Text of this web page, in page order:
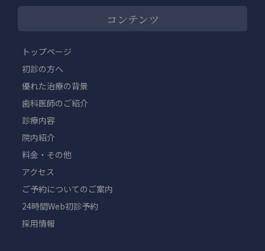
コンテンツ
トップページ
初診の方へ
優れた治療の背景
歯科医師のご紹介
診療内容
院内紹介
料金・その他
アクセス
ご予約についてのご案内
24時間Web初診予約
採用情報